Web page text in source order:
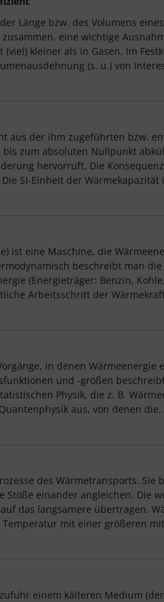
Länge bzw. des Volumens
eine wichtige
kleiner als in Gasen. Im
(s. u.) von
aus der ihm zugeführten bzw.
zum absoluten Nullpunkt
hervorruft. Die
SI-Einheit der Wärmekapazität
ist eine Maschine, die
beschreibt man
(Energieträger: Benzin,
Arbeitsschritt der
in denen
und -größen
Physik, die z. B.
aus, von denen
des Wärmetransports.
einander angleichen. Die
das langsamere übertragen.
Temperatur mit einer größeren
einem kälteren Medium